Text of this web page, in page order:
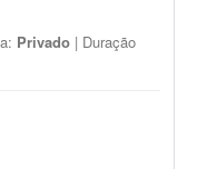
Privado | Duração